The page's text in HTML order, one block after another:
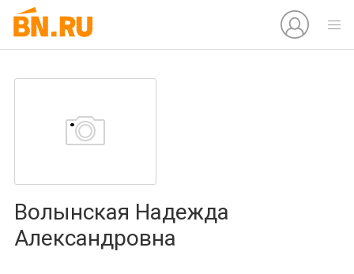
Волынская Надежда
Александровна